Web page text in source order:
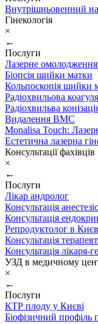
Внутрішньовенний
Гінекологія
×
←
Послуги
Лазерне омолодження
Біопсія шийки матки
Кольпоскопія шийки
Радіохвильова
Радіохвильва
Видалення ВМС
Monalisa Touch:
Естетична лазерна
Консультації фахівців
×
←
Послуги
Лікар андролог
Консультація
Консультація
Репродуктолог в
Консультація
Консультація лікаря-
УЗД в медичному
×
←
Послуги
КТР плоду у Києві
Біофізичний профіль